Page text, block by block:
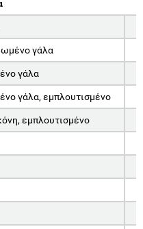
γάλα
γάλα
γάλα, εμπλουτισμένο
εμπλουτισμένο